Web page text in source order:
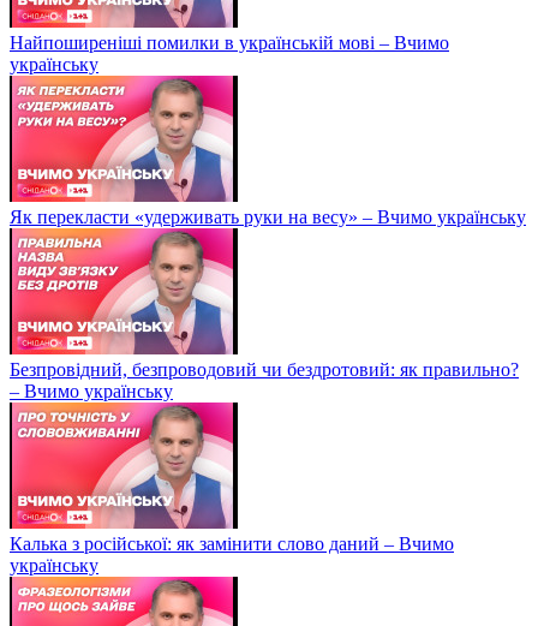
Найпоширеніші помилки в українській мові – Вчимо
українську
Як перекласти «удерживать руки на весу» – Вчимо українську
Безпровідний, безпроводовий чи бездротовий: як правильно?
– Вчимо українську
Калька з російської: як замінити слово даний – Вчимо
українську